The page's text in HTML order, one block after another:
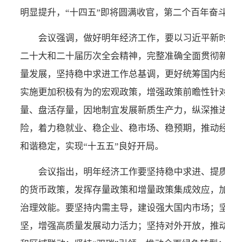
明显提升，“十四五”即将圆满收官，第二个百年奋
会议强调，做好明年经济工作，要以习近平
二十大和二十届历次全会精神，完整准确全面贯
量发展，坚持稳中求进工作总基调，更好统筹国
实施更加积极有为的宏观政策，增强政策前瞻性
量、盘活存量，因地制宜发展新质生产力，纵深
险，着力稳就业、稳企业、稳市场、稳预期，推
和谐稳定，实现“十五五”良好开局。
会议指出，明年经济工作要坚持稳中求进、
的货币政策，发挥存量政策和增量政策集成效应
治理效能。要坚持内需主导，建设强大国内市场
坚，增强高质量发展动力活力；坚持对外开放，